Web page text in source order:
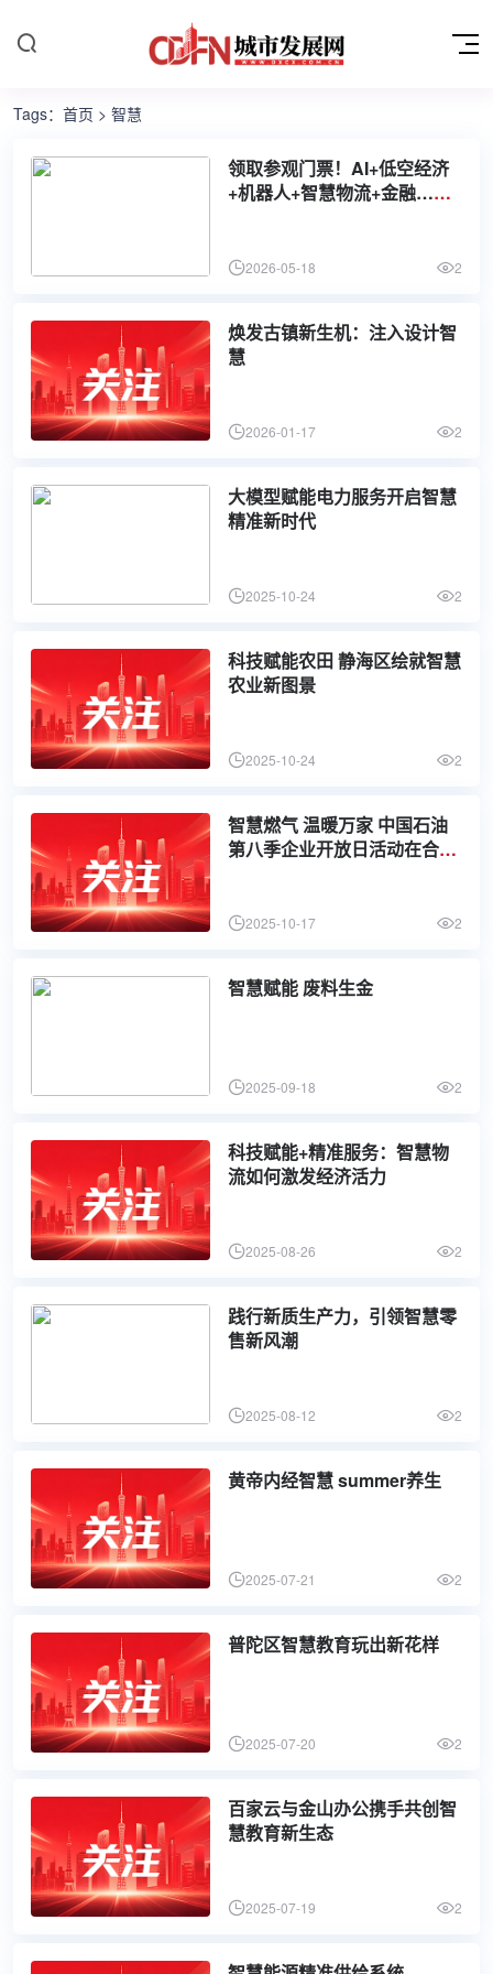
Tags： 首页 > 智慧
领取参观门票！AI+低空经济
+机器人+智慧物流+金融…六
2026-05-18 2
焕发古镇新生机：注入设计智
慧
2026-01-17 2
大模型赋能电力服务开启智慧
精准新时代
2025-10-24 2
科技赋能农田 静海区绘就智慧
农业新图景
2025-10-24 2
智慧燃气 温暖万家 中国石油
第八季企业开放日活动在合肥
2025-10-17 2
智慧赋能 废料生金
2025-09-18 2
科技赋能+精准服务：智慧物
流如何激发经济活力
2025-08-26 2
践行新质生产力，引领智慧零
售新风潮
2025-08-12 2
黄帝内经智慧 summer养生
2025-07-21 2
普陀区智慧教育玩出新花样
2025-07-20 2
百家云与金山办公携手共创智
慧教育新生态
2025-07-19 2